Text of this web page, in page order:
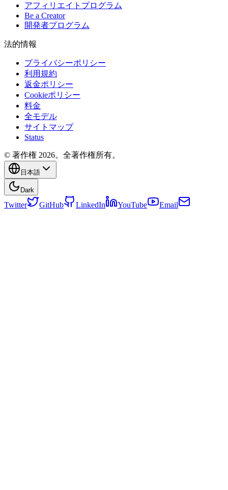
アフィリエイトプログラム
Be a Creator
開発者プログラム
法的情報
プライバシーポリシー
利用規約
返金ポリシー
Cookieポリシー
料金
全モデル
サイトマップ
Status
© 著作権 2026。全著作権所有。
日本語
Dark
Twitter GitHub LinkedIn YouTube Email